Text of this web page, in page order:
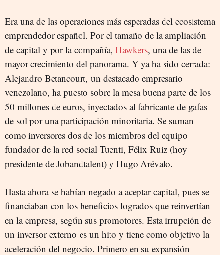
Era una de las operaciones más esperadas del ecosistema
emprendedor español. Por el tamaño de la ampliación
de capital y por la compañía, Hawkers, una de las de
mayor crecimiento del panorama. Y ya ha sido cerrada:
Alejandro Betancourt, un destacado empresario
venezolano, ha puesto sobre la mesa buena parte de los
50 millones de euros, inyectados al fabricante de gafas
de sol por una participación minoritaria. Se suman
como inversores dos de los miembros del equipo
fundador de la red social Tuenti, Félix Ruiz (hoy
presidente de Jobandtalent) y Hugo Arévalo.
Hasta ahora se habían negado a aceptar capital, pues se
financiaban con los beneficios logrados que reinvertían
en la empresa, según sus promotores. Esta irrupción de
un inversor externo es un hito y tiene como objetivo la
aceleración del negocio. Primero en su expansión